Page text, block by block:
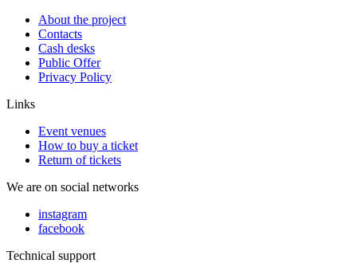
About the project
Contacts
Cash desks
Public Offer
Privacy Policy
Links
Event venues
How to buy a ticket
Return of tickets
We are on social networks
instagram
facebook
Technical support